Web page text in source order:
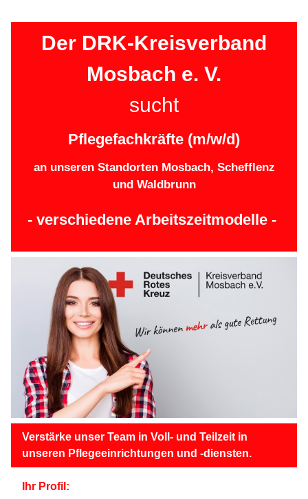
Der DRK-Kreisverband
Mosbach e. V.
sucht
Pflegefachkräfte (m/w/d)
an unseren Standorten Mosbach, Schefflenz
und Waldbrunn
- verschiedene Arbeitszeitmodelle -
Verstärke unser Team in Voll- und Teilzeit in
unseren Pflegeeinrichtungen und -diensten.
Ihr Profil: